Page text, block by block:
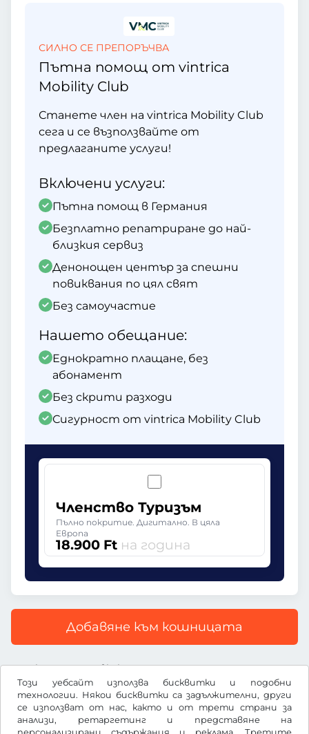
Този уебсайт използва бисквитки и подобни
технологии. Някои бисквитки са задължителни, други
се използват от нас, както и от трети страни за
анализи, ретаргетинг и представяне на
СИЛНО СЕ ПРЕПОРЪЧВА
Пътна помощ от vintrica
Mobility Club
Станете член на vintrica Mobility Club
сега и се възползвайте от
предлаганите услуги!
Включени услуги:
Пътна помощ в Германия
Безплатно репатриране до най-
близкия сервиз
Денонощен център за спешни
повиквания по цял свят
Без самоучастие
Нашето обещание:
Еднократно плащане, без
абонамент
Без скрити разходи
Сигурност от vintrica Mobility Club
Членство Туризъм
Пълно покритие. Дигитално. В цяла
Европа
18.900 Ft на година
Добавяне към кошницата
Всички цени са с включен ДДС